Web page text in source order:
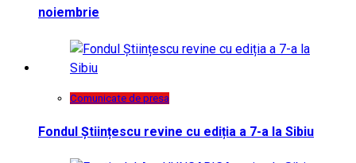
noiembrie
Comunicate de presa
Fondul Științescu revine cu ediția a 7-a la Sibiu